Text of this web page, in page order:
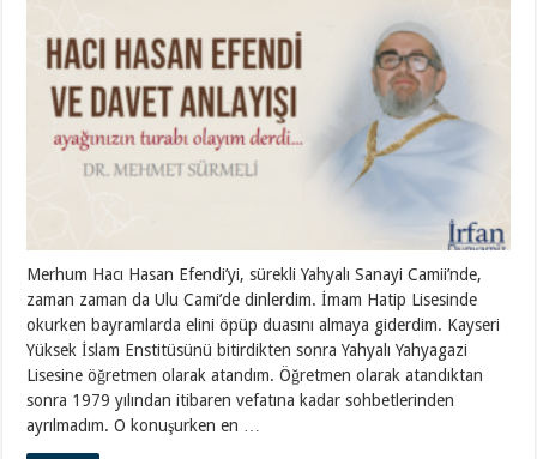
Merhum Hacı Hasan Efendi’yi, sürekli Yahyalı Sanayi Camii’nde,
zaman zaman da Ulu Cami’de dinlerdim. İmam Hatip Lisesinde
okurken bayramlarda elini öpüp duasını almaya giderdim. Kayseri
Yüksek İslam Enstitüsünü bitirdikten sonra Yahyalı Yahyagazi
Lisesine öğretmen olarak atandım. Öğretmen olarak atandıktan
sonra 1979 yılından itibaren vefatına kadar sohbetlerinden
ayrılmadım. O konuşurken en …